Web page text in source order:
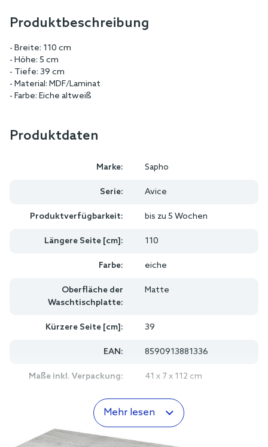
Produktbeschreibung
- Breite: 110 cm
- Höhe: 5 cm
- Tiefe: 39 cm
- Material: MDF/Laminat
- Farbe: Eiche altweiß
Produktdaten
Marke: Sapho
Serie: Avice
Produktverfügbarkeit: bis zu 5 Wochen
Längere Seite [cm]: 110
Farbe: eiche
Oberfläche der
Waschtischplatte:
Matte
Kürzere Seite [cm]: 39
EAN: 8590913881336
Maße inkl. Verpackung: 41 x 7 x 112 cm
Mehr lesen